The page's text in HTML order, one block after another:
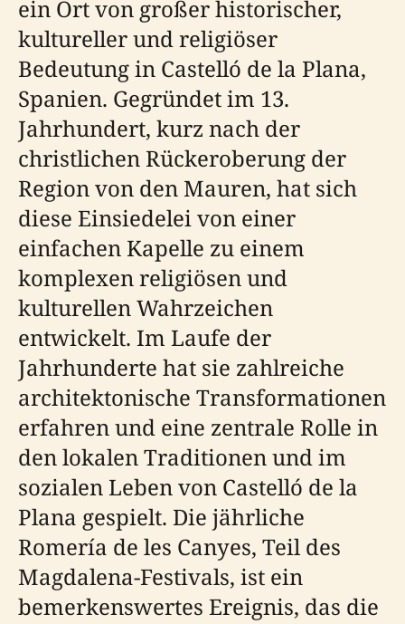
ein Ort von großer historischer,
kultureller und religiöser
Bedeutung in Castelló de la Plana,
Spanien. Gegründet im 13.
Jahrhundert, kurz nach der
christlichen Rückeroberung der
Region von den Mauren, hat sich
diese Einsiedelei von einer
einfachen Kapelle zu einem
komplexen religiösen und
kulturellen Wahrzeichen
entwickelt. Im Laufe der
Jahrhunderte hat sie zahlreiche
architektonische Transformationen
erfahren und eine zentrale Rolle in
den lokalen Traditionen und im
sozialen Leben von Castelló de la
Plana gespielt. Die jährliche
Romería de les Canyes, Teil des
Magdalena-Festivals, ist ein
bemerkenswertes Ereignis, das die